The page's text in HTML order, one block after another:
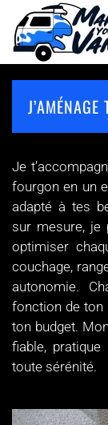
Skip to
Je
fourgon en un
adapté à tes
sur mesure, je
optimiser
couchage,
autonomie.
fonction de ton
ton budget.
fiable,
toute sérénité.